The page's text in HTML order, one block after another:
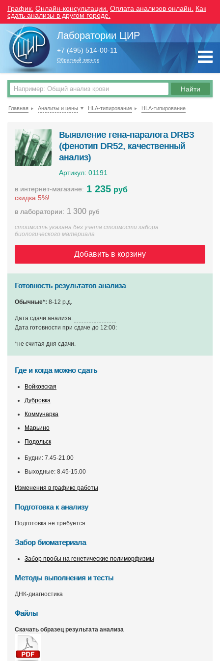
График. Онлайн-консультации. Оплата анализов онлайн.
Как
сдать анализы в другом городе.
Лаборатории ЦИР
+7 (495) 514-00-11
Обратный звонок
Главная Анализы и цены HLA-типирование HLA-типирование
Выявление гена-паралога DRB3
(фенотип DR52, качественный
анализ)
Артикул: 01191
в интернет-магазине:
скидка 5%!
1 235 руб
в лаборатории: 1 300 руб
стоимость указана без учета стоимости забора
биологического материала
Добавить в корзину
Готовность результатов анализа
Обычные*: 8-12 р.д.
Дата сдачи анализа:
Дата готовности при сдаче до 12:00:
*не считая дня сдачи.
Где и когда можно сдать
Войковская
Дубровка
Коммунарка
Марьино
Подольск
Будни: 7.45-21.00
Выходные: 8.45-15.00
Изменения в графике работы
Подготовка к анализу
Подготовка не требуется.
Забор биоматериала
Забор пробы на генетические полиморфизмы
Методы выполнения и тесты
ДНК-диагностика
Файлы
Скачать образец результата анализа